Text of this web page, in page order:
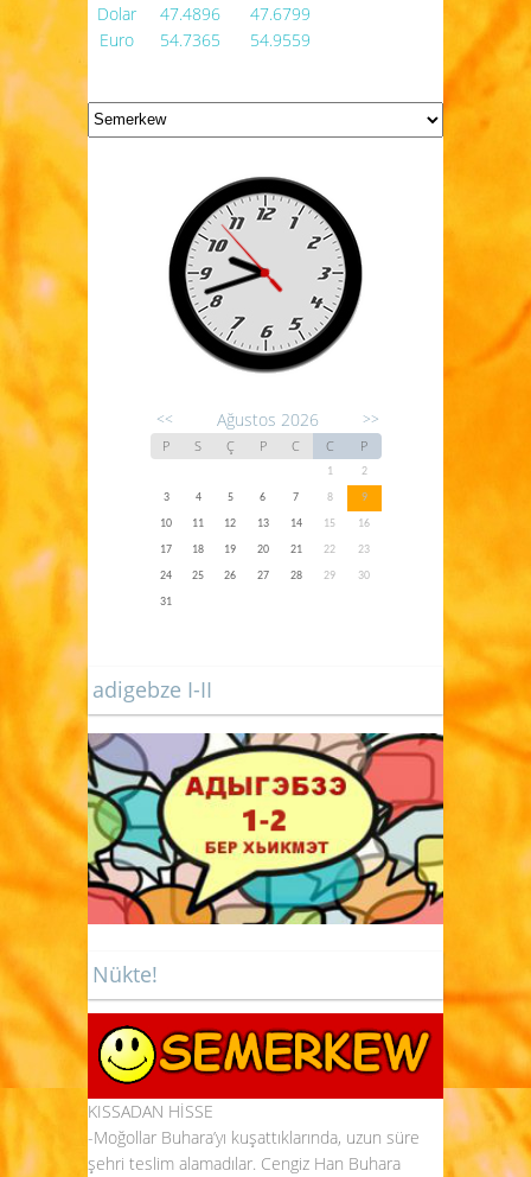
Dolar
47.4896
47.6799
Euro
54.7365 54.9559
<< Ağustos 2026 >>
P S Ç P C C P
1
2
3
4 5 6 7 8
9
10
11 12 13 14 15
16
17
18 19 20 21 22
23
24
25 26 27 28 29
30
31
adigebze I-II
Nükte!
KISSADAN HİSSE
-Moğollar Buhara’yı kuşattıklarında, uzun süre
şehri teslim alamadılar. Cengiz Han Buhara